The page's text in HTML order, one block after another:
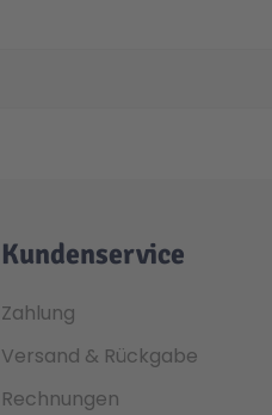
Kundenservice
Zahlung
Versand & Rückgabe
Rechnungen